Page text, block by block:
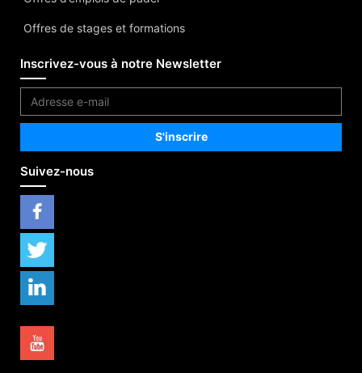
Offres de stages et formations
Inscrivez-vous à notre Newsletter
Suivez-nous